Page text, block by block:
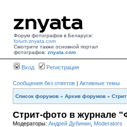
Форум фотографов в Беларуси:
forum.znyata.com
Смотрите также основной портал
фотографов: znyata.com
Вход Регистрация
Сообщения без ответов | Активные темы
Список форумов » Архив форумов »
Стрит-фото в журнале
Модераторы: Андрей Дубинин Moderators